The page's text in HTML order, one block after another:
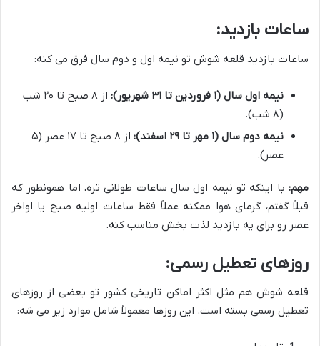
ساعات بازدید:
ساعات بازدید قلعه شوش تو نیمه اول و دوم سال فرق می کنه:
نیمه اول سال (۱ فروردین تا ۳۱ شهریور):
از ۸ صبح تا ۲۰ شب
(۸ شب).
نیمه دوم سال (۱ مهر تا ۲۹ اسفند):
از ۸ صبح تا ۱۷ عصر (۵
عصر).
مهم: با اینکه تو نیمه اول سال ساعات طولانی تره، اما همونطور که
قبلاً گفتم، گرمای هوا ممکنه عملاً فقط ساعات اولیه صبح یا اواخر
عصر رو برای یه بازدید لذت بخش مناسب کنه.
روزهای تعطیل رسمی:
قلعه شوش هم مثل اکثر اماکن تاریخی کشور تو بعضی از روزهای
تعطیل رسمی بسته است. این روزها معمولاً شامل موارد زیر می شه: